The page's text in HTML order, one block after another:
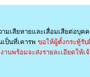
เสียหายและเสื่อมเสียต่อบุค
ป็นที่เคารพ ขอให้ผู้ตั้งกระทู้รับ
นพร้อมจะส่งรายละเอียดให้เ